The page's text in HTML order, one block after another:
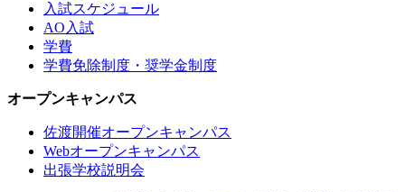
入試スケジュール
AO入試
学費
学費免除制度・奨学金制度
オープンキャンパス
佐渡開催オープンキャンパス
Webオープンキャンパス
出張学校説明会